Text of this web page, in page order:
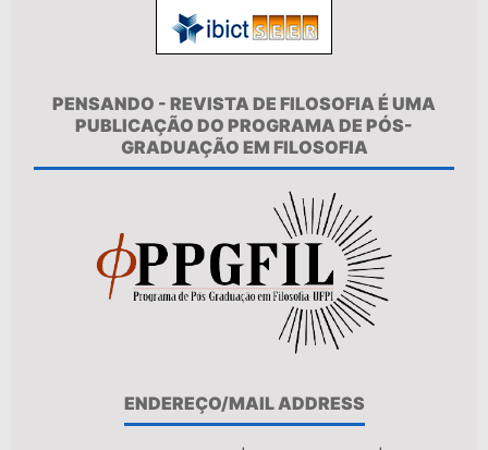
PENSANDO - REVISTA DE FILOSOFIA É UMA
PUBLICAÇÃO DO PROGRAMA DE PÓS-
GRADUAÇÃO EM FILOSOFIA
ENDEREÇO/MAIL ADDRESS